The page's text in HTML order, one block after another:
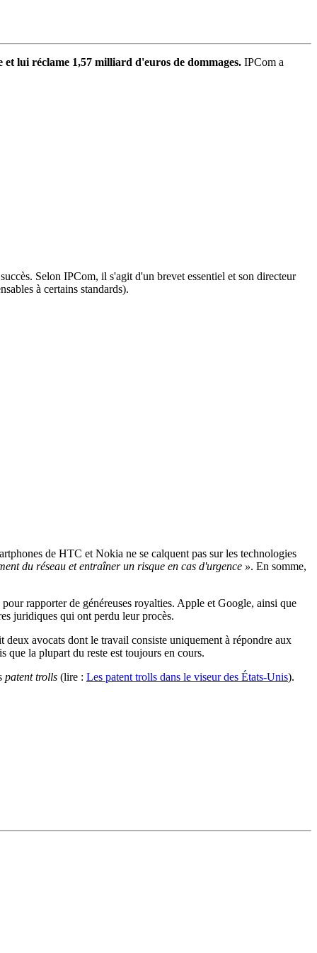
lui réclame 1,57 milliard d'euros de dommages. IPCom a
Selon IPCom, il s'agit d'un brevet essentiel et son directeur
à certains standards).
de HTC et Nokia ne se calquent pas sur les technologies
du réseau et entraîner un risque en cas d'urgence ». En somme,
rapporter de généreuses royalties. Apple et Google, ainsi que
juridiques qui ont perdu leur procès.
avocats dont le travail consiste uniquement à répondre aux
que la plupart du reste est toujours en cours.
patent trolls (lire : Les patent trolls dans le viseur des États-Unis).